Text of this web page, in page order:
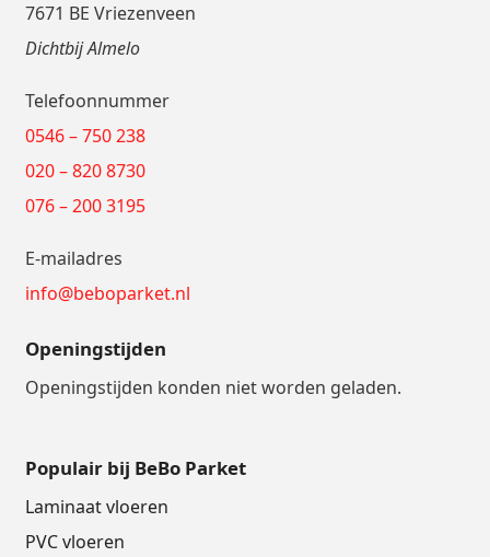
7671 BE Vriezenveen
Dichtbij Almelo
Telefoonnummer
0546 – 750 238
020 – 820 8730
076 – 200 3195
E-mailadres
info@beboparket.nl
Openingstijden
Openingstijden konden niet worden geladen.
Populair bij BeBo Parket
Laminaat vloeren
PVC vloeren